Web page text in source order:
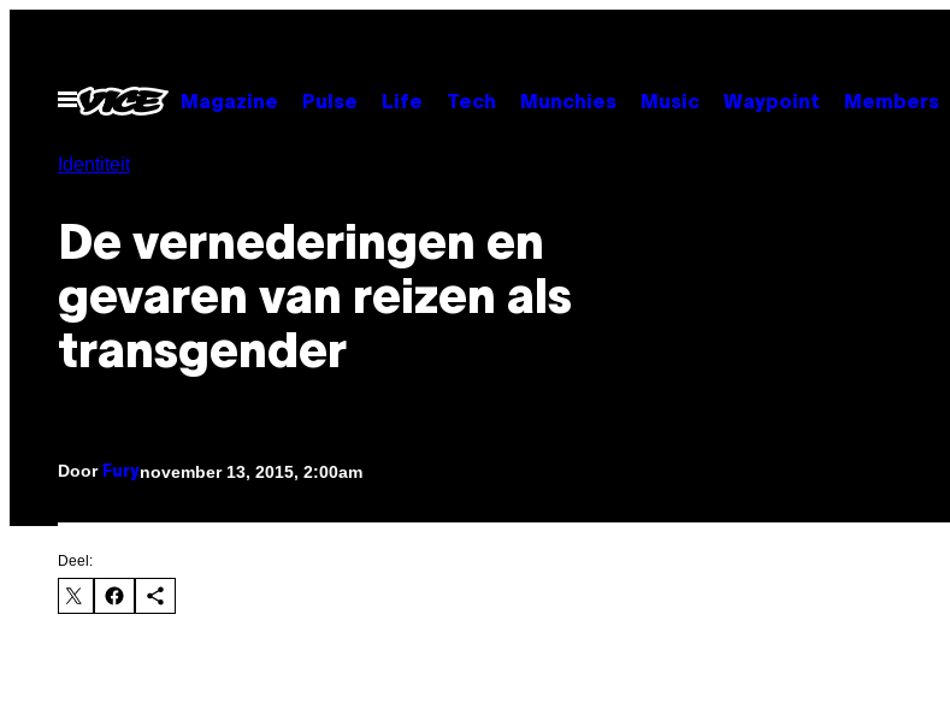
Open
menu
Magazine Pulse Life Tech Munchies Music Waypoint Members
Identiteit
De vernederingen en
gevaren van reizen als
transgender
Door Furynovember 13, 2015, 2:00am
Deel: